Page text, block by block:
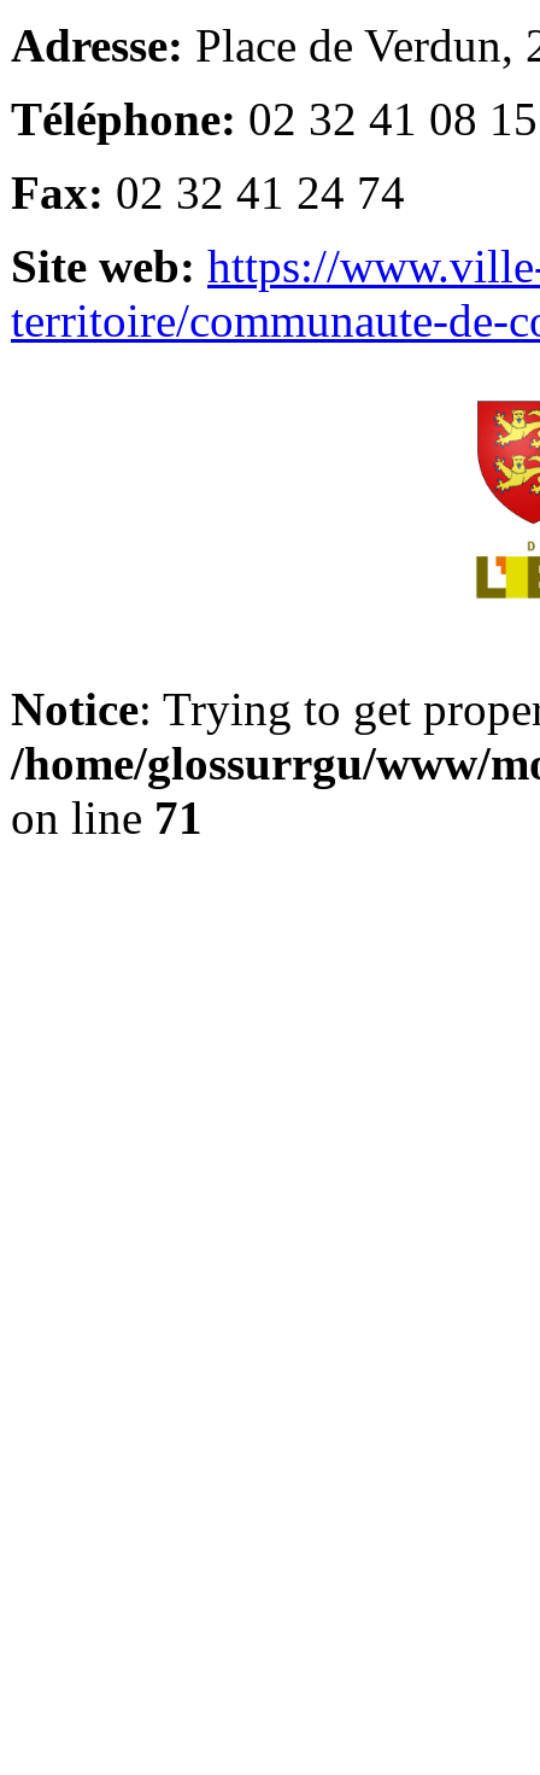
Adresse: Place de Verdun,
Téléphone: 02 32 41 08 15
Fax: 02 32 41 24 74
Site web: https://
territoire/communaute-de-
Notice: Trying to get
/home/glossurrgu/www/
on line 71